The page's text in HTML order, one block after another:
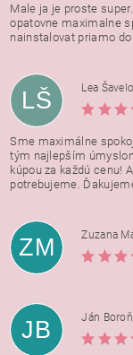
Male ja je proste
opatovne maximalne
nainstalovat priamo
LŠ
Lea
Sme maximálne
tým najlepším
kúpou za každú cenu!
potrebujeme.
ZM
Zuzana
JB
Ján Boroň